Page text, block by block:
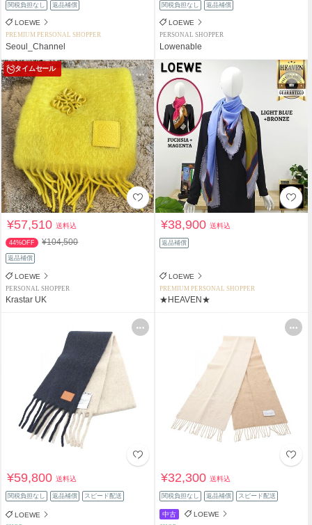
関税負担なし 返品補償
LOEWE
PREMIUM PERSONAL SHOPPER
Seoul_Channel
関税負担なし 返品補償
LOEWE
PERSONAL SHOPPER
Lowenable
タイムセール
¥57,510送料込
44%OFF ¥104,500
返品補償
LOEWE
PERSONAL SHOPPER
Krastar UK
¥38,900送料込
返品補償
LOEWE
PREMIUM PERSONAL SHOPPER
★HEAVEN★
¥59,800送料込
関税負担なし 返品補償 スピード配送
LOEWE
¥32,300送料込
関税負担なし 返品補償 スピード配送
中古 LOEWE